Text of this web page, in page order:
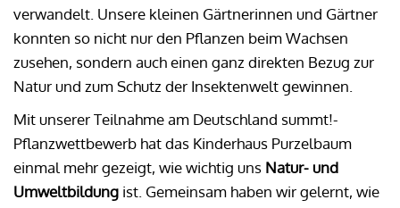
verwandelt. Unsere kleinen Gärtnerinnen und Gärtner
konnten so nicht nur den Pflanzen beim Wachsen
zusehen, sondern auch einen ganz direkten Bezug zur
Natur und zum Schutz der Insektenwelt gewinnen.
Mit unserer Teilnahme am Deutschland summt!-
Pflanzwettbewerb hat das Kinderhaus Purzelbaum
einmal mehr gezeigt, wie wichtig uns Natur- und
Umweltbildung ist. Gemeinsam haben wir gelernt, wie